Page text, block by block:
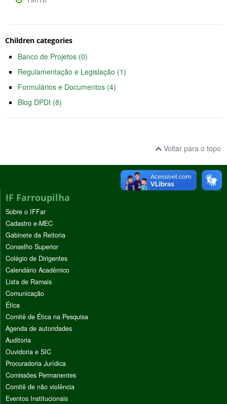
Children categories
Banco de Projetos (0)
Regulamentação e Legislação (1)
Formulários e Documentos (4)
Blog DPDI (8)
Voltar para o topo
IF Farroupilha
Sobre o IFFar
Cadastro e-MEC
Gabinete da Reitoria
Conselho Superior
Colégio de Dirigentes
Calendário Acadêmico
Lista de Ramais
Comunicação
Ética
Comitê de Ética na Pesquisa
Agenda de autoridades
Auditoria
Ouvidoria e SIC
Procuradoria Jurídica
Comissões Permanentes
Comitê de não violência
Eventos Institucionais